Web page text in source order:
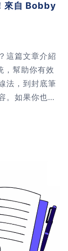
來自 Bobby
這篇文章介紹
幫助你有效
法，到封底筆
。如果你也想